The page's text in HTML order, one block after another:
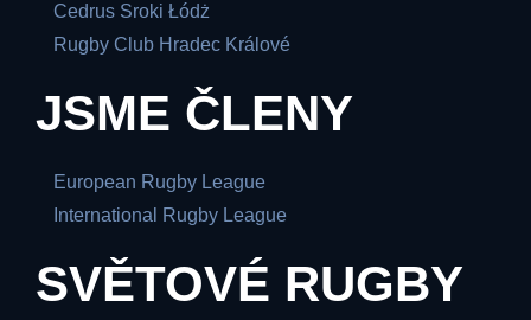
Cedrus Sroki Łódż
Rugby Club Hradec Králové
JSME ČLENY
European Rugby League
International Rugby League
SVĚTOVÉ RUGBY